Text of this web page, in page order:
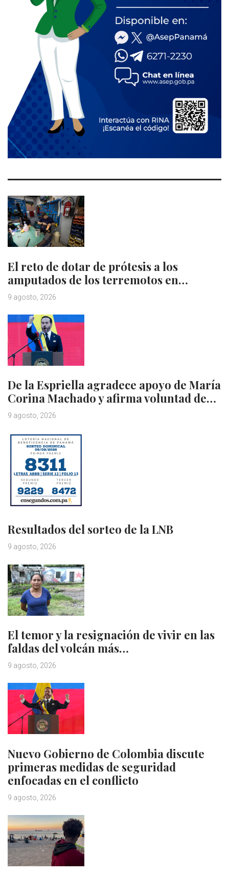
El reto de dotar de prótesis a los
amputados de los terremotos en…
9 agosto, 2026
De la Espriella agradece apoyo de María
Corina Machado y afirma voluntad de…
9 agosto, 2026
Resultados del sorteo de la LNB
9 agosto, 2026
El temor y la resignación de vivir en las
faldas del volcán más…
9 agosto, 2026
Nuevo Gobierno de Colombia discute
primeras medidas de seguridad
enfocadas en el conflicto
9 agosto, 2026